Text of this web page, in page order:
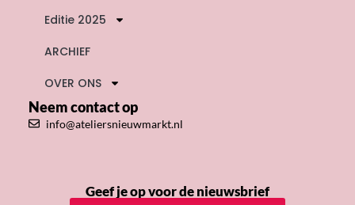
Editie 2025
ARCHIEF
OVER ONS
Neem contact op
info@ateliersnieuwmarkt.nl
Geef je op voor de nieuwsbrief